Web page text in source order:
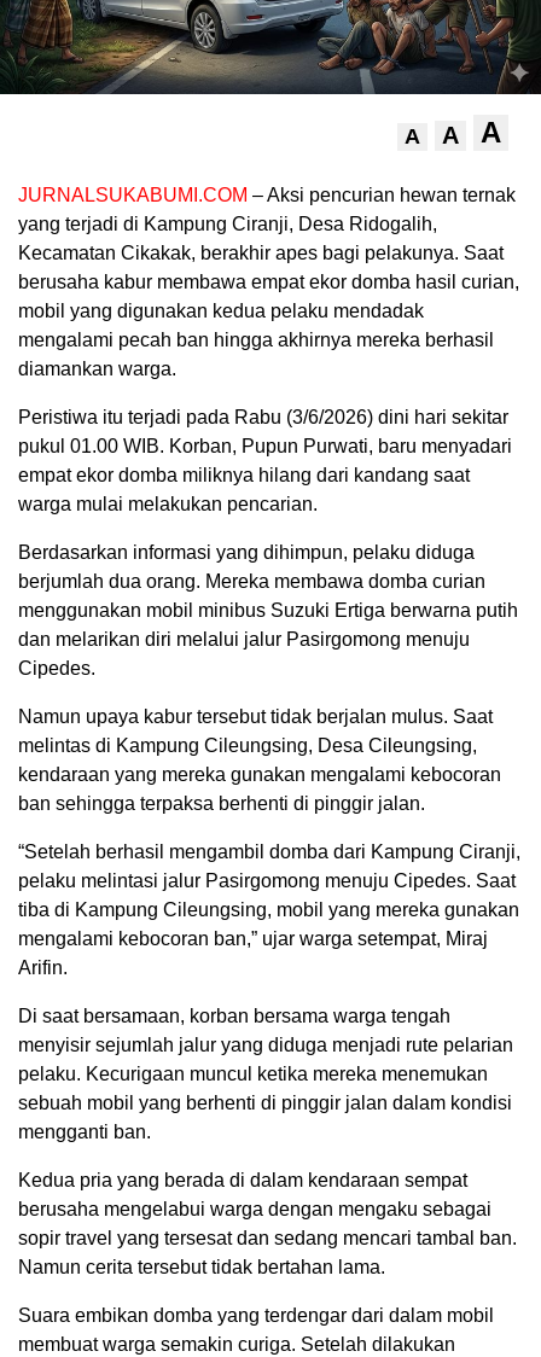
A A A
JURNALSUKABUMI.COM – Aksi pencurian hewan ternak
yang terjadi di Kampung Ciranji, Desa Ridogalih,
Kecamatan Cikakak, berakhir apes bagi pelakunya. Saat
berusaha kabur membawa empat ekor domba hasil curian,
mobil yang digunakan kedua pelaku mendadak
mengalami pecah ban hingga akhirnya mereka berhasil
diamankan warga.
Peristiwa itu terjadi pada Rabu (3/6/2026) dini hari sekitar
pukul 01.00 WIB. Korban, Pupun Purwati, baru menyadari
empat ekor domba miliknya hilang dari kandang saat
warga mulai melakukan pencarian.
Berdasarkan informasi yang dihimpun, pelaku diduga
berjumlah dua orang. Mereka membawa domba curian
menggunakan mobil minibus Suzuki Ertiga berwarna putih
dan melarikan diri melalui jalur Pasirgomong menuju
Cipedes.
Namun upaya kabur tersebut tidak berjalan mulus. Saat
melintas di Kampung Cileungsing, Desa Cileungsing,
kendaraan yang mereka gunakan mengalami kebocoran
ban sehingga terpaksa berhenti di pinggir jalan.
“Setelah berhasil mengambil domba dari Kampung Ciranji,
pelaku melintasi jalur Pasirgomong menuju Cipedes. Saat
tiba di Kampung Cileungsing, mobil yang mereka gunakan
mengalami kebocoran ban,” ujar warga setempat, Miraj
Arifin.
Di saat bersamaan, korban bersama warga tengah
menyisir sejumlah jalur yang diduga menjadi rute pelarian
pelaku. Kecurigaan muncul ketika mereka menemukan
sebuah mobil yang berhenti di pinggir jalan dalam kondisi
mengganti ban.
Kedua pria yang berada di dalam kendaraan sempat
berusaha mengelabui warga dengan mengaku sebagai
sopir travel yang tersesat dan sedang mencari tambal ban.
Namun cerita tersebut tidak bertahan lama.
Suara embikan domba yang terdengar dari dalam mobil
membuat warga semakin curiga. Setelah dilakukan